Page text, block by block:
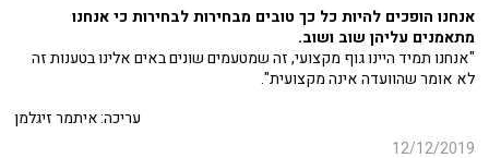
אנחנו הופכים להיות כל כך טובים מבחירות לבחירות כי אנחנו
מתאמנים עליהן שוב ושוב.
"אנחנו תמיד היינו גוף מקצועי, זה שמטעמים שונים באים אלינו בטענות זה
לא אומר שהוועדה אינה מקצועית".
עריכה: איתמר זיגלמן
12/12/2019